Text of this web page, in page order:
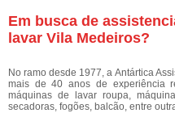
Em busca de
lavar Vila Medeiros?
No ramo desde 1977, a Antártica
mais de 40 anos de experiência
máquinas de lavar roupa,
secadoras, fogões, balcão, entre